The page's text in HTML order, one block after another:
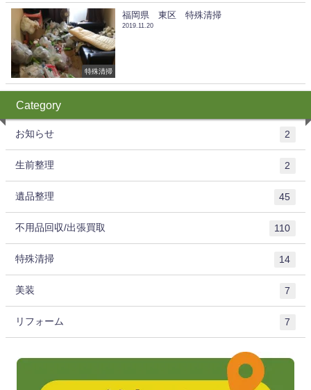
特殊清掃
福岡県 東区 特殊清掃
2019.11.20
Category
お知らせ 2
生前整理 2
遺品整理 45
不用品回収/出張買取 110
特殊清掃 14
美装 7
リフォーム 7